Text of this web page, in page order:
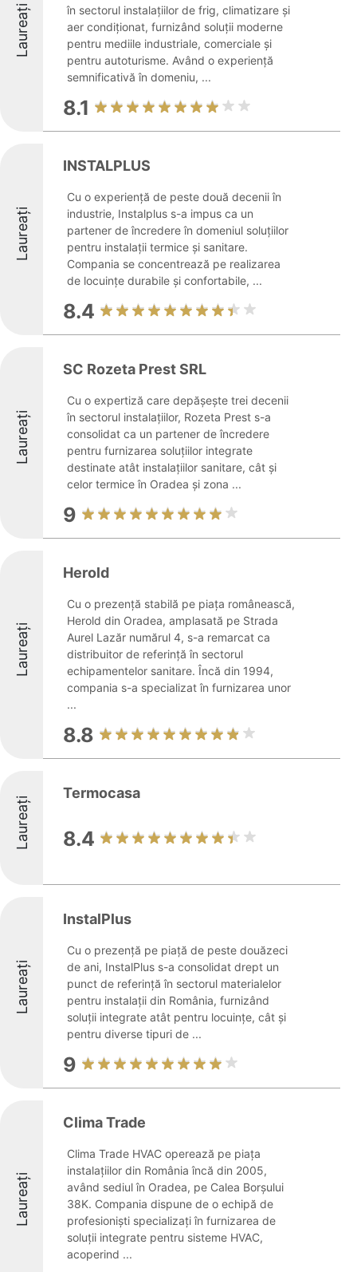
Laureați
în sectorul instalațiilor de frig, climatizare și
aer condiționat, furnizând soluții moderne
pentru mediile industriale, comerciale și
pentru autoturisme. Având o experiență
semnificativă în domeniu, ...
8.1
Laureați
INSTALPLUS
Cu o experiență de peste două decenii în
industrie, Instalplus s-a impus ca un
partener de încredere în domeniul soluțiilor
pentru instalații termice și sanitare.
Compania se concentrează pe realizarea
de locuințe durabile și confortabile, ...
8.4
Laureați
SC Rozeta Prest SRL
Cu o expertiză care depășește trei decenii
în sectorul instalațiilor, Rozeta Prest s-a
consolidat ca un partener de încredere
pentru furnizarea soluțiilor integrate
destinate atât instalațiilor sanitare, cât și
celor termice în Oradea și zona ...
9
Laureați
Herold
Cu o prezență stabilă pe piața românească,
Herold din Oradea, amplasată pe Strada
Aurel Lazăr numărul 4, s-a remarcat ca
distribuitor de referință în sectorul
echipamentelor sanitare. Încă din 1994,
compania s-a specializat în furnizarea unor
...
8.8
Laureați
Termocasa
8.4
Laureați
InstalPlus
Cu o prezență pe piață de peste douăzeci
de ani, InstalPlus s-a consolidat drept un
punct de referință în sectorul materialelor
pentru instalații din România, furnizând
soluții integrate atât pentru locuințe, cât și
pentru diverse tipuri de ...
9
Laureați
Clima Trade
Clima Trade HVAC operează pe piața
instalațiilor din România încă din 2005,
având sediul în Oradea, pe Calea Borșului
38K. Compania dispune de o echipă de
profesioniști specializați în furnizarea de
soluții integrate pentru sisteme HVAC,
acoperind ...